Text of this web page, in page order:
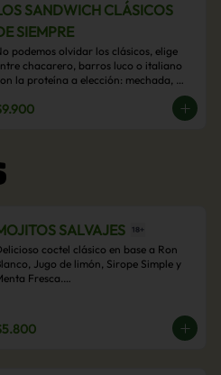
SANDWICH CLÁSICOS
SIEMPRE
podemos olvidar los clásicos, elige
chacarero, barros luco o italiano
la proteína a elección: mechada,
de papas fritas.
SALVAJES
coctel clásico en base a Ron
Jugo de limón, Sirope Simple y
Fresca.